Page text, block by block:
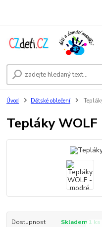
Úvod Dětské oblečení
Tepláky
Dostupnost
Skladem 1 ks